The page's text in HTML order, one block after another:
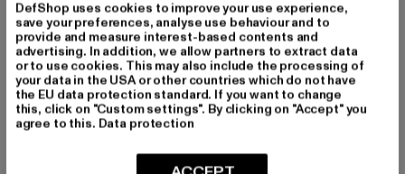
MELDE DICH AN, UM
INSPIRIERT ZU BLEI
BEN!
DefShop uses cookies to improve your use experience,
save your preferences, analyse use behaviour and to
provide and measure interest-based contents and
advertising. In addition, we allow partners to extract data
or to use cookies. This may also include the processing of
your data in the USA or other countries which do not have
the EU data protection standard. If you want to change
this, click on "Custom settings". By clicking on "Accept" you
agree to this. Data protection